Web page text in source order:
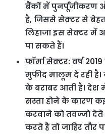
बैंकों में पुनर्पूंजीकरण
है, जिससे सेक्टर से
लिहाजा इस सेक्टर में
पा सकते हैं।
फॉर्मा सेक्टर: वर्ष
मुफीद मालूम दे रही
के बराबर आती है। देश
सस्ता होने के कारण
करवाने को तवज्जो
करते हैं तो जाहिर तौर